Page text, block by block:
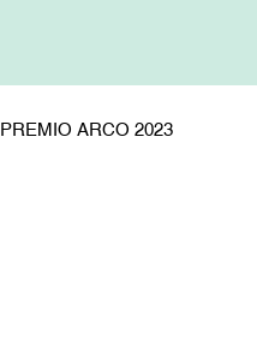
PREMIO ARCO 2023